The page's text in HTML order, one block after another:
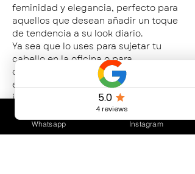
feminidad y elegancia, perfecto para
aquellos que desean añadir un toque
de tendencia a su look diario.
Ya sea que lo uses para sujetar tu
cabello en la oficina o para
complementar tu conjunto de noche,
este pinche es seguro para
impresionar.
¡Añade un toque de coquetería a tu
estilo con nuestro pinche en forma de
flor y haz que cada día sea un poco
Whatsapp Instagram